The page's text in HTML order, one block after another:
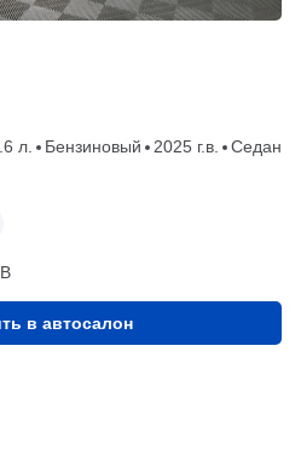
л. Бензиновый 2025 г.в. Седан
в автосалон